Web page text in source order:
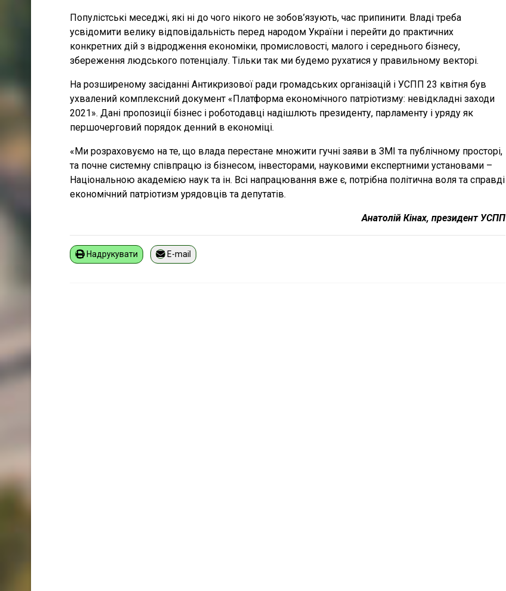
Популістські меседжі, які ні до чого нікого не зобов’язують, час припинити. Владі треба
усвідомити велику відповідальність перед народом України і перейти до практичних
конкретних дій з відродження економіки, промисловості, малого і середнього бізнесу,
збереження людського потенціалу. Тільки так ми будемо рухатися у правильному векторі.
На розширеному засіданні Антикризової ради громадських організацій і УСПП 23 квітня був
ухвалений комплексний документ «Платформа економічного патріотизму: невідкладні заходи
2021». Дані пропозиції бізнес і роботодавці надішлють президенту, парламенту і уряду як
першочерговий порядок денний в економіці.
«Ми розраховуємо на те, що влада перестане множити гучні заяви в ЗМІ та публічному просторі,
та почне системну співпрацю із бізнесом, інвесторами, науковими експертними установами –
Національною академією наук та ін. Всі напрацювання вже є, потрібна політична воля та справді
економічний патріотизм урядовців та депутатів.
Анатолій Кінах, президент УСПП
Надрукувати E-mail